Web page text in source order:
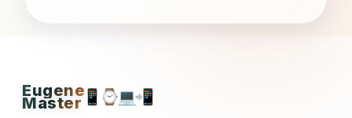
Eugene
Master📱 ⌚💻📲